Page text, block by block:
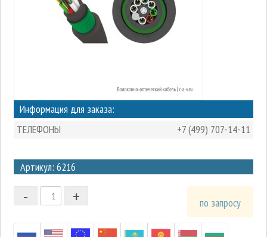
Информация для заказа:
ТЕЛЕФОНЫ
+7 (499) 707-14-11
Артикул: 6216
2
1
+
- по запросу